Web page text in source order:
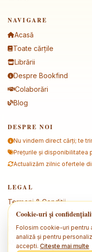
NAVIGARE
Acasă
Toate cărțile
Librării
Despre Bookfind
Colaborări
Blog
DESPRE NOI
Nu vindem direct cărți; te
Prețurile și disponibilitatea
Actualizăm zilnic ofertele
LEGAL
Termeni & Condiții
Politica de
Politica de cookies
Cookie-uri și
Folosim cookie-uri pentru
analiză și pentru
accepti. Citește mai multe